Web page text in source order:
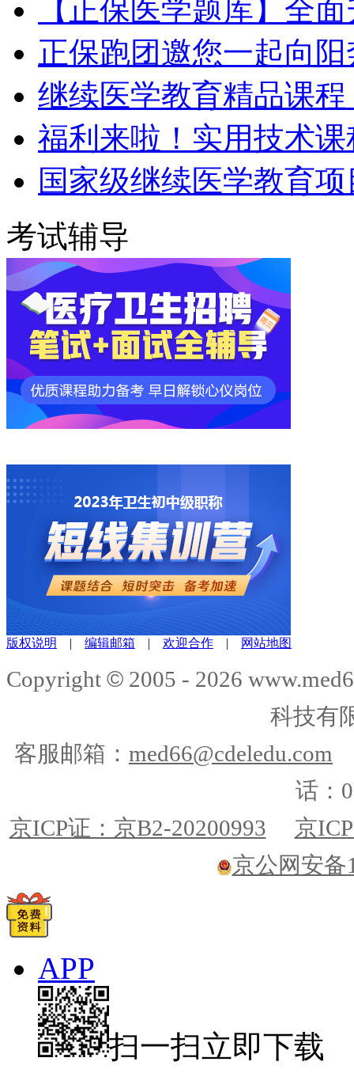
【正保医学题库】全
正保跑团邀您一起向
继续医学教育精品课
福利来啦！实用技术
国家级继续医学教育
考试辅导
版权说明 | 编辑邮箱 | 欢迎合作 | 网站地图
Copyright © 2005 - 2026
科技有
客服邮箱： med66@cdeledu.com
话：
京ICP证：京B2-20200993
京
京公网安备
APP
扫一扫立即下载